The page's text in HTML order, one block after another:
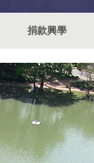
捐款興學